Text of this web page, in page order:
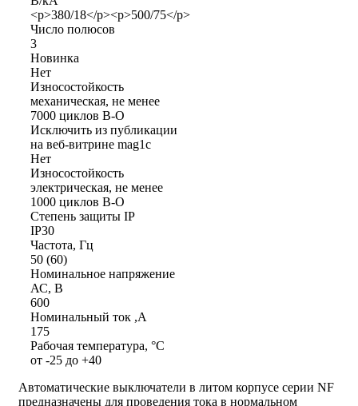
<p>380/18</p><p>500/75</p>
Число полюсов
3
Новинка
Нет
Износостойкость
механическая, не менее
7000 циклов В-О
Исключить из публикации
на веб-витрине mag1c
Нет
Износостойкость
электрическая, не менее
1000 циклов В-О
Степень защиты IP
IP30
Частота, Гц
50 (60)
Номинальное напряжение
АС, В
600
Номинальный ток ,А
175
Рабочая температура, °С
от -25 до +40
Автоматические выключатели в литом корпусе серии NF
предназначены для проведения тока в нормальном